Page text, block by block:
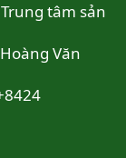
tâm sản
Văn